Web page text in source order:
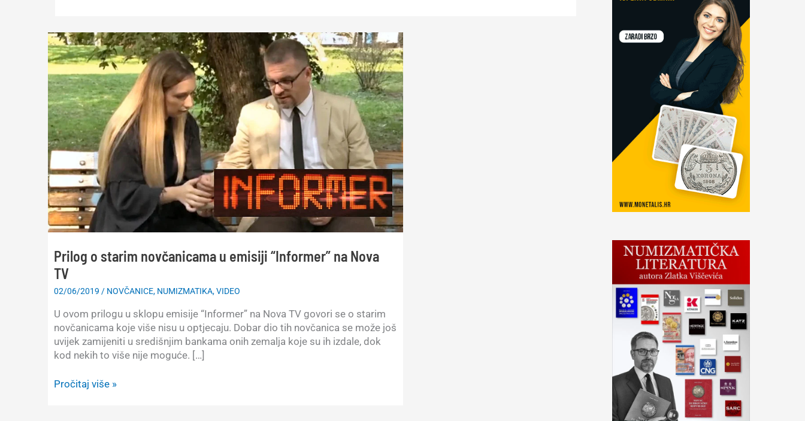
Prilog o starim novčanicama u emisiji “Informer” na Nova
TV
02/06/2019 / NOVČANICE, NUMIZMATIKA,VIDEO
U ovom prilogu u sklopu emisije “Informer” na Nova TV govori se o starim
novčanicama koje više nisu u optjecaju. Dobar dio tih novčanica se može još
uvijek zamijeniti u središnjim bankama onih zemalja koje su ih izdale, dok
kod nekih to više nije moguće. […]
Prilog
Pročitaj više »